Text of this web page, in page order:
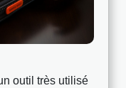
outil très utilisé